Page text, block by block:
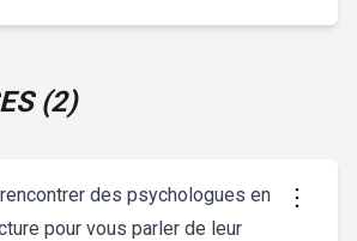
(2)
des psychologues en
pour vous parler de leur